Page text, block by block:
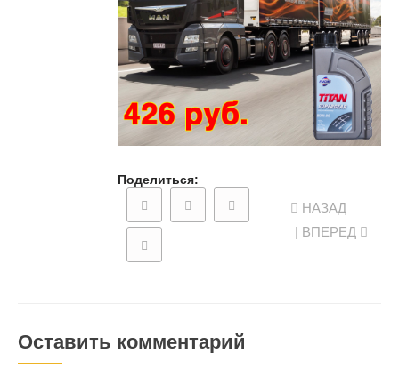
Поделиться:
НАЗАД
| ВПЕРЕД
Оставить комментарий